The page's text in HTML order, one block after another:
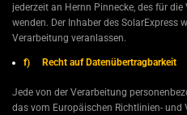
jederzeit an Hernn Pinnecke, des für
wenden. Der Inhaber des SolarExpress
Verarbeitung veranlassen.
f) Recht auf Datenübertragbarkeit
Jede von der Verarbeitung
das vom Europäischen Richtlinien- und